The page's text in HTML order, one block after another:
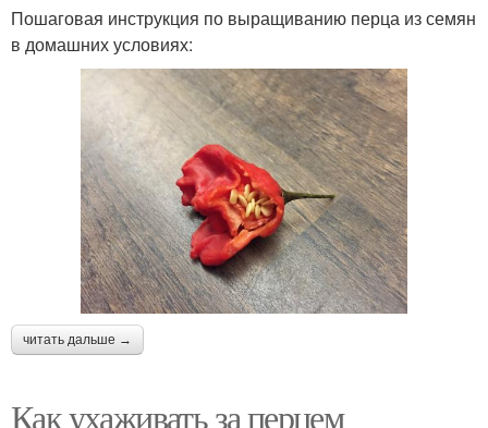
Пошаговая инструкция по выращиванию перца из семян
в домашних условиях:
читать дальше →
Как ухаживать за перцем